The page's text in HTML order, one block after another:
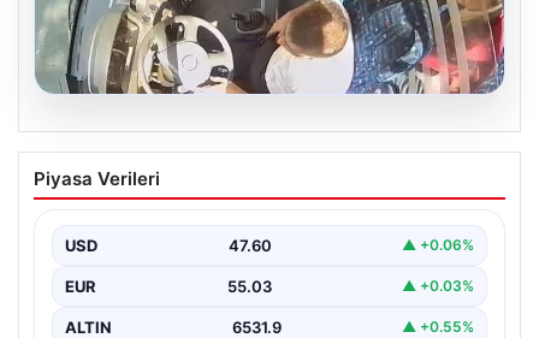
Otobüste Rahatsızlanan Yolcuyu Şoför
Hızla Hastaneye Yönlendirdi
otobüslerinde yaşanan ilginç ve dikkat çekici…
Piyasa Verileri
USD 47.60 ▲ +0.06%
EUR 55.03 ▲ +0.03%
ALTIN 6531.9 ▲ +0.55%